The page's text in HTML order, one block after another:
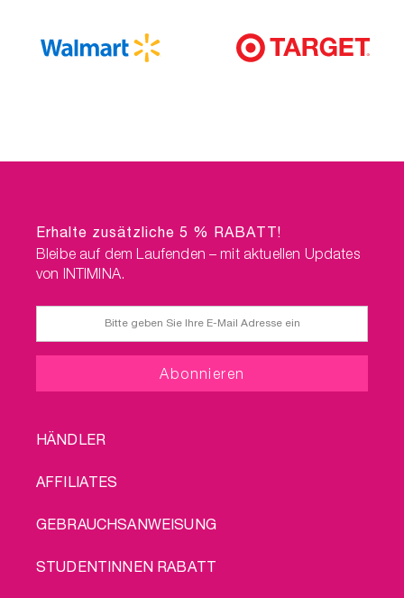
Erhalte zusätzliche 5 % RABATT!
Bleibe auf dem Laufenden – mit aktuellen Updates
von INTIMINA.
FOOTER
HÄNDLER
AFFILIATES
GEBRAUCHSANWEISUNG
STUDENTINNEN RABATT